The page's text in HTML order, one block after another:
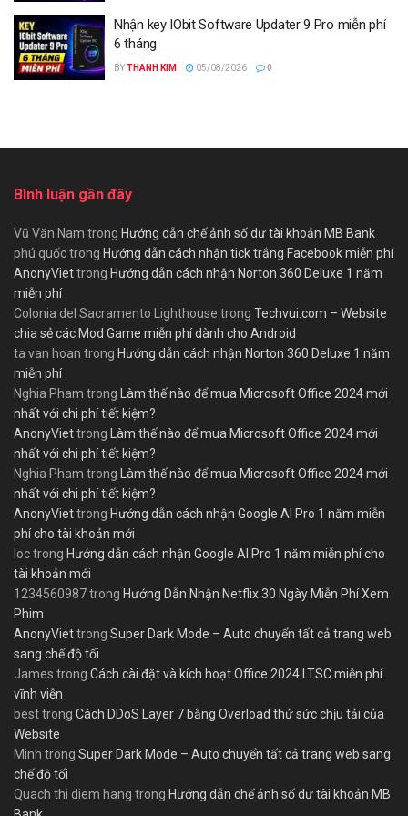
Nhận key IObit Software Updater 9 Pro miễn phí
6 tháng
BYTHANH KIM 05/08/2026 0
Bình luận gần đây
Vũ Văn Nam trong Hướng dẫn chế ảnh số dư tài khoản MB Bank
phú quốctrong Hướng dẫn cách nhận tick trắng Facebook miễn phí
AnonyViettrong Hướng dẫn cách nhận Norton 360 Deluxe 1 năm
miễn phí
Colonia del Sacramento Lighthouse trong Techvui.com – Website
chia sẻ các Mod Game miễn phí dành cho Android
ta van hoan trong Hướng dẫn cách nhận Norton 360 Deluxe 1 năm
miễn phí
Nghia Pham trong Làm thế nào để mua Microsoft Office 2024 mới
nhất với chi phí tiết kiệm?
AnonyViettrong Làm thế nào để mua Microsoft Office 2024 mới
nhất với chi phí tiết kiệm?
Nghia Pham trong Làm thế nào để mua Microsoft Office 2024 mới
nhất với chi phí tiết kiệm?
AnonyViettrong Hướng dẫn cách nhận Google AI Pro 1 năm miễn
phí cho tài khoản mới
loctrong Hướng dẫn cách nhận Google AI Pro 1 năm miễn phí cho
tài khoản mới
1234560987trong Hướng Dẫn Nhận Netflix 30 Ngày Miễn Phí Xem
Phim
AnonyViettrong Super Dark Mode – Auto chuyển tất cả trang web
sang chế độ tối
James trong Cách cài đặt và kích hoạt Office 2024 LTSC miễn phí
vĩnh viễn
besttrong Cách DDoS Layer 7 bằng Overload thử sức chịu tải của
Website
Minh trong Super Dark Mode – Auto chuyển tất cả trang web sang
chế độ tối
Quach thi diem hang trong Hướng dẫn chế ảnh số dư tài khoản MB